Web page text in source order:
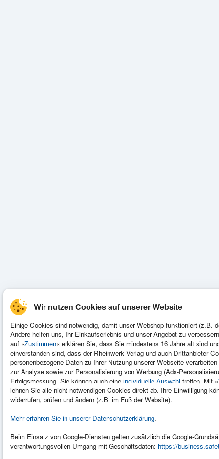
Wir nutzen Cookies auf unserer Website
Einige Cookies sind notwendig, damit unser Webshop funktioniert (z.B.
Andere helfen uns, Ihr Einkaufserlebnis und unser Angebot zu
auf »Zustimmen« erklären Sie, dass Sie mindestens 16 Jahre alt sind
einverstanden sind, dass der Rheinwerk Verlag und auch Drittanbieter
personenbezogene Daten zu Ihrer Nutzung unserer Webseite
zur Analyse sowie zur Personalisierung von Werbung (Ads-
Erfolgsmessung. Sie können auch eine individuelle Auswahl treffen. Mit »
lehnen Sie alle nicht notwendigen Cookies direkt ab. Ihre Einwilligung
widerrufen, prüfen und ändern (z.B. im Fuß der Website).
Mehr erfahren Sie in unserer Datenschutzerklärung.
Beim Einsatz von Google-Diensten gelten zusätzlich die Google-
verantwortungsvollen Umgang mit Geschäftsdaten: https://